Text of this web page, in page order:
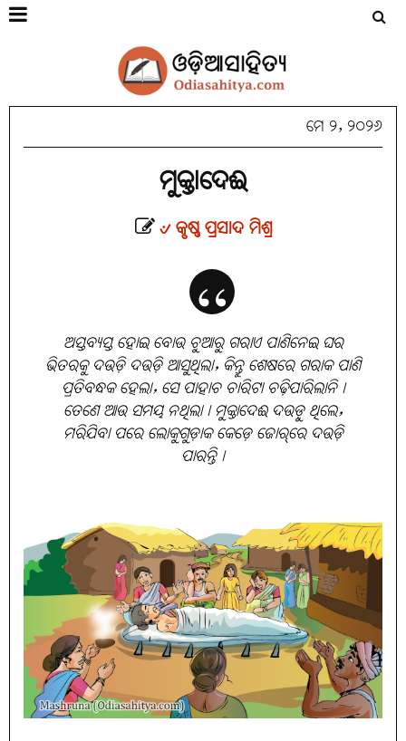
ମେ ୨, ୨୦୨୬
ମୁକ୍ତାଦେଈ
୰ କୃଷ୍ଣ ପ୍ରସାଦ ମିଶ୍ର
ଅସ୍ତବ୍ୟସ୍ତ ହୋଇ ବୋଉ ଚୁଆରୁ ଗରାଏ ପାଣିନେଇ ଘର
ଭିତରକୁ ଦଉଡ଼ି ଦଉଡ଼ି ଆସୁଥିଲା, କିନ୍ତୁ ଶେଷରେ ଗରାକ ପାଣି
ପ୍ରତିବନ୍ଧକ ହେଲା, ସେ ପାହାଚ ଚାରିଟା ଚଢ଼ିପାରିଲାନି।
ତେଣେ ଆଉ ସମୟ ନଥିଲା। ମୁକ୍ତାଦେଈ ଦଉଡ଼ୁ ଥିଲେ,
ମରିଯିବା ପରେ ଲୋକୁଗୁଡ଼ାକ କେଡ଼େ ଜୋର୍‌ରେ ଦଉଡ଼ି
ପାରନ୍ତି।